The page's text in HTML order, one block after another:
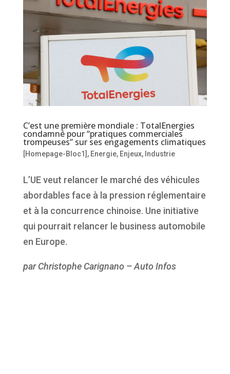
C’est une première mondiale : TotalEnergies
condamné pour “pratiques commerciales
trompeuses” sur ses engagements climatiques
[Homepage-Bloc1] , Energie, Enjeux, Industrie
L’UE veut relancer le marché des véhicules
abordables face à la pression réglementaire
et à la concurrence chinoise. Une initiative
qui pourrait relancer le business automobile
en Europe.
par Christophe Carignano – Auto Infos